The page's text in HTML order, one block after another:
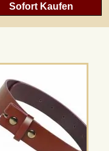
Sofort Kaufen